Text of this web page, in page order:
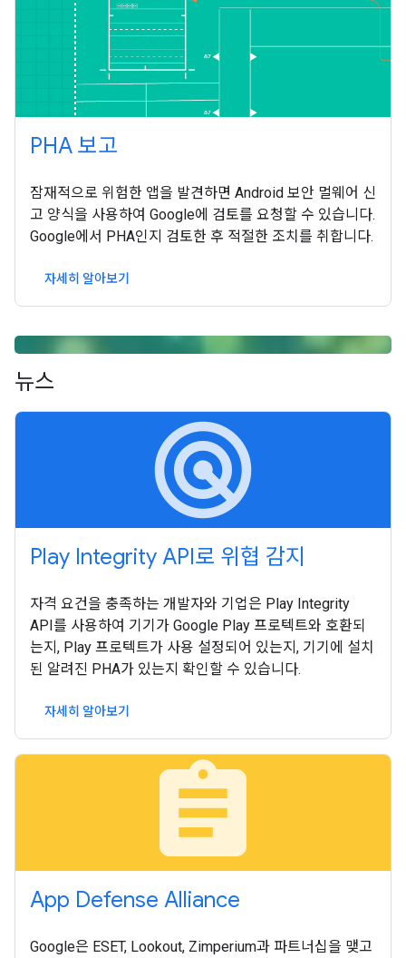
PHA 보고
잠재적으로 위험한 앱을 발견하면 Android 보안 멀웨어 신
고 양식을 사용하여 Google에 검토를 요청할 수 있습니다.
Google에서 PHA인지 검토한 후 적절한 조치를 취합니다.
자세히 알아보기
뉴스
radar
Play Integrity API로 위협 감지
자격 요건을 충족하는 개발자와 기업은 Play Integrity
API를 사용하여 기기가 Google Play 프로텍트와 호환되
는지, Play 프로텍트가 사용 설정되어 있는지, 기기에 설치
된 알려진 PHA가 있는지 확인할 수 있습니다.
자세히 알아보기
assignment
App Defense Alliance
Google은 ESET, Lookout, Zimperium과 파트너십을 맺고